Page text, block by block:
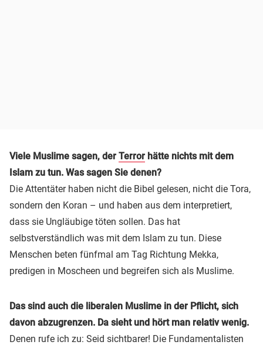
Viele Muslime sagen, der Terror hätte nichts mit dem
Islam zu tun. Was sagen Sie denen?
Die Attentäter haben nicht die Bibel gelesen, nicht die Tora,
sondern den Koran – und haben aus dem interpretiert,
dass sie Ungläubige töten sollen. Das hat
selbstverständlich was mit dem Islam zu tun. Diese
Menschen beten fünfmal am Tag Richtung Mekka,
predigen in Moscheen und begreifen sich als Muslime.
Das sind auch die liberalen Muslime in der Pflicht, sich
davon abzugrenzen. Da sieht und hört man relativ wenig.
Denen rufe ich zu: Seid sichtbarer! Die Fundamentalisten